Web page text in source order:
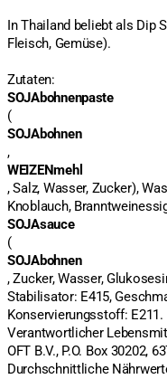
In Thailand beliebt als Dip
Fleisch, Gemüse).
Zutaten:
SOJAbohnenpaste
(
SOJAbohnen
,
WEIZENmehl
, Salz, Wasser, Zucker),
Knoblauch,
SOJAsauce
(
SOJAbohnen
, Zucker, Wasser,
Stabilisator: E415,
Konservierungsstoff: E211.
Verantwortlicher
OFT B.V., P.O. Box 30202,
Durchschnittliche